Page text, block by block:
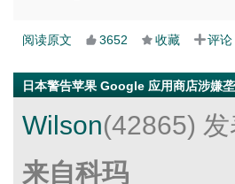
阅读原文 3652 收藏 评论
日本警告苹果 Google 应用商店涉嫌
Wilson(42865)
来自科玛